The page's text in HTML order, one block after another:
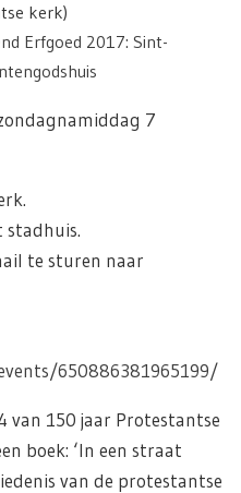
kerk)
Erfgoed 2017: Sint-
7
stadhuis.
te sturen naar
650886381965199/
van 150 jaar Protestantse
boek: ‘In een straat
van de protestantse